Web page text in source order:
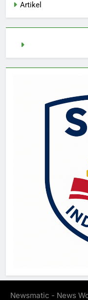
Artikel
Newsmatic - News